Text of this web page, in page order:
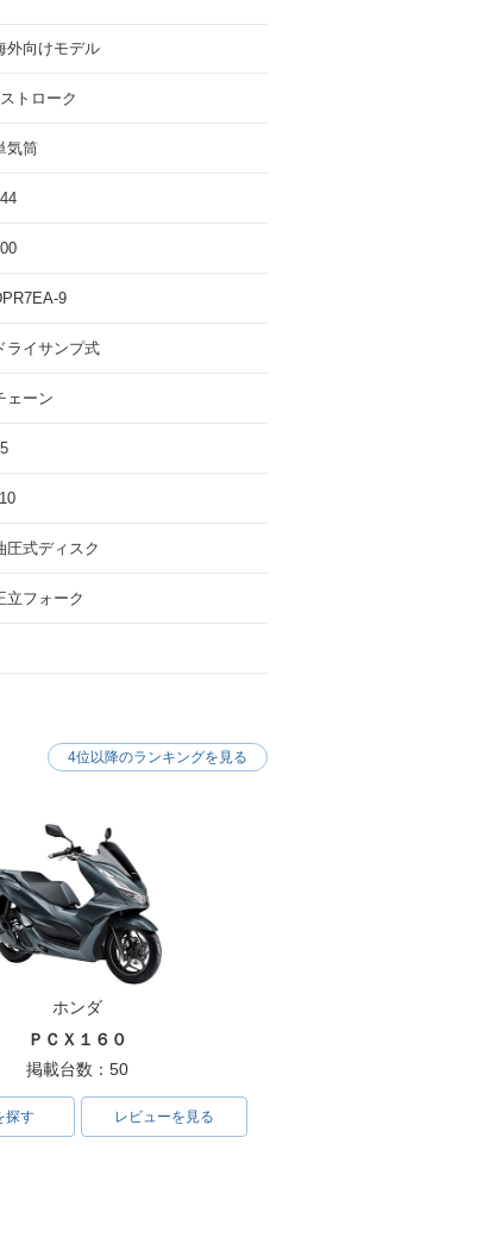
外向けモデル
トローク
気筒
9
ライサンプ式
ェーン
圧式ディスク
立フォーク
ホンダ
ＰＣＸ１６０
掲載台数：50
探す レビューを見る
4位以降のランキングを見る